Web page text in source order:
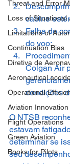
Threat and Error
Loss of Situational
Limitations of
Continuation Bias
Diretiva de
Aeronautical
Operational
Aviation Innovation
Flight Operations
Green Aviation
Books for Pilots
cabine
Falha do
do voo;
Colgan Air
condições
O NTSB
estavam
determinar se
seu